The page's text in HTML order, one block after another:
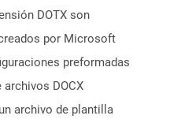
DOTX son
por Microsoft
preformadas
archivos DOCX
archivo de plantilla